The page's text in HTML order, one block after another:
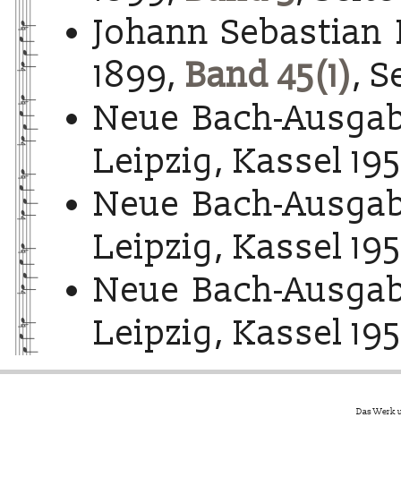
Johann Sebastian
1899, Band 45(1),
Neue Bach-
Leipzig, Kassel
Neue Bach-
Leipzig, Kassel
Neue Bach-
Leipzig, Kassel
Das Werk